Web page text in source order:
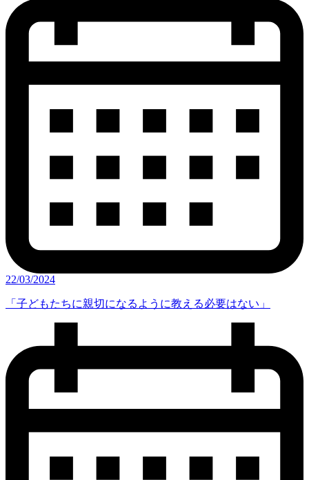
22/03/2024
「子どもたちに親切になるように教える必要はない」